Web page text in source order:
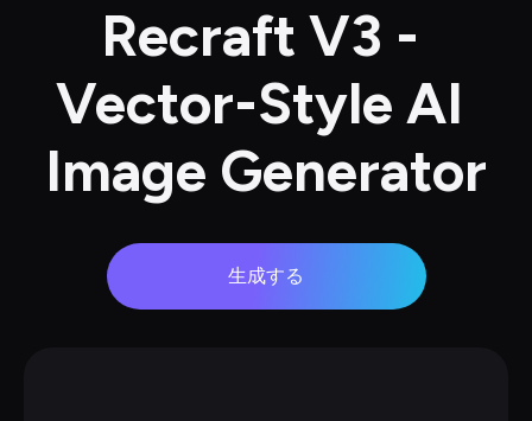
Recraft V3 -
Vector-Style AI
Image Generator
生成する